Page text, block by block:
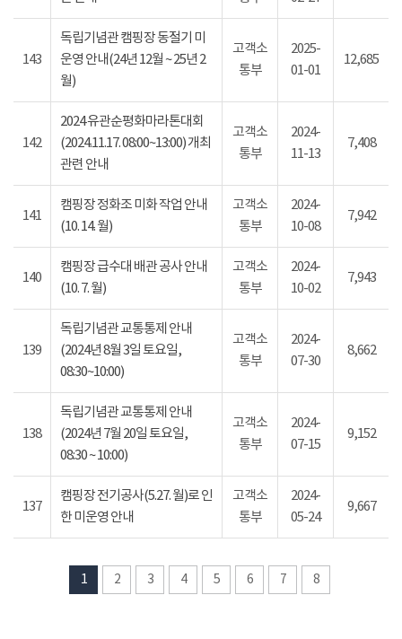
143
독립기념관 캠핑장 동절기 미
운영 안내(24년 12월 ~ 25년 2
월)
고객소
통부
2025-
01-01
12,685
142
2024 유관순평화마라톤대회
(2024.11.17. 08:00~13:00) 개최
관련 안내
고객소
통부
2024-
11-13
7,408
141
캠핑장 정화조 미화 작업 안내
(10. 14. 월)
고객소
통부
2024-
10-08
7,942
140
캠핑장 급수대 배관 공사 안내
(10. 7. 월)
고객소
통부
2024-
10-02
7,943
139
독립기념관 교통통제 안내
(2024년 8월 3일 토요일,
08:30~10:00)
고객소
통부
2024-
07-30
8,662
138
독립기념관 교통통제 안내
(2024년 7월 20일 토요일,
08:30 ~ 10:00)
고객소
통부
2024-
07-15
9,152
137
캠핑장 전기공사(5.27. 월)로 인
한 미운영 안내
고객소
통부
2024-
05-24
9,667
1 2 3 4 5 6 7 8